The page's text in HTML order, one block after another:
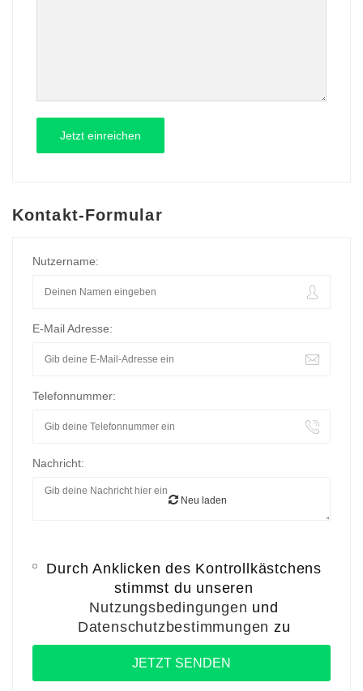
Kontakt-Formular
Nutzername:
E-Mail Adresse:
Telefonnummer:
Nachricht:
Neu laden
Durch Anklicken des Kontrollkästchens
stimmst du unseren
Nutzungsbedingungen und
Datenschutzbestimmungen zu